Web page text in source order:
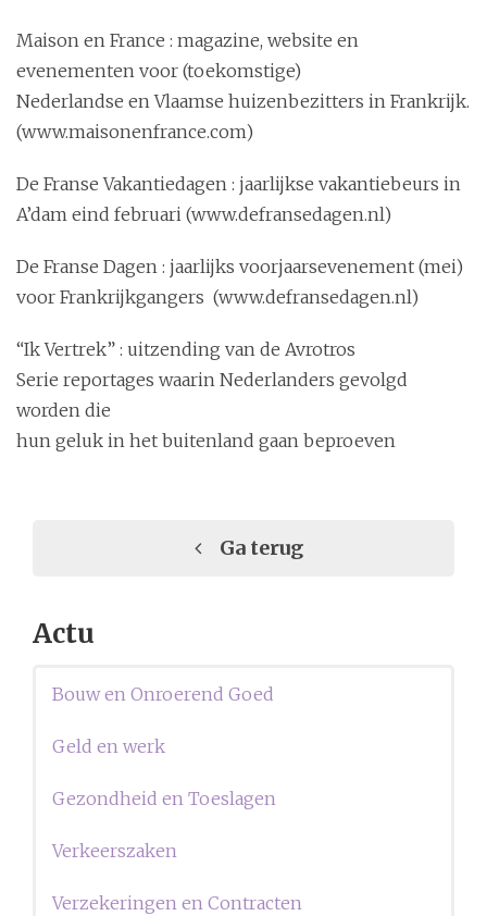
Maison en France : magazine, website en
evenementen voor (toekomstige)
Nederlandse en Vlaamse huizenbezitters in Frankrijk.
(www.maisonenfrance.com)
De Franse Vakantiedagen : jaarlijkse vakantiebeurs in
A’dam eind februari (www.defransedagen.nl)
De Franse Dagen : jaarlijks voorjaarsevenement (mei)
voor Frankrijkgangers (www.defransedagen.nl)
“Ik Vertrek” : uitzending van de Avrotros
Serie reportages waarin Nederlanders gevolgd
worden die
hun geluk in het buitenland gaan beproeven
Ga terug
Actu
Bouw en Onroerend Goed
Geld en werk
Gezondheid en Toeslagen
Verkeerszaken
Verzekeringen en Contracten